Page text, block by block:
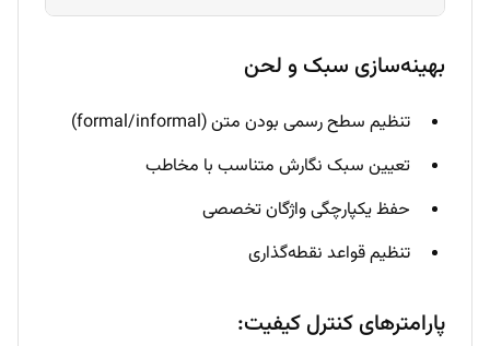
بهینه‌سازی سبک و لحن
تنظیم سطح رسمی بودن متن (formal/informal)
تعیین سبک نگارش متناسب با مخاطب
حفظ یکپارچگی واژگان تخصصی
تنظیم قواعد نقطه‌گذاری
پارامترهای کنترل کیفیت: